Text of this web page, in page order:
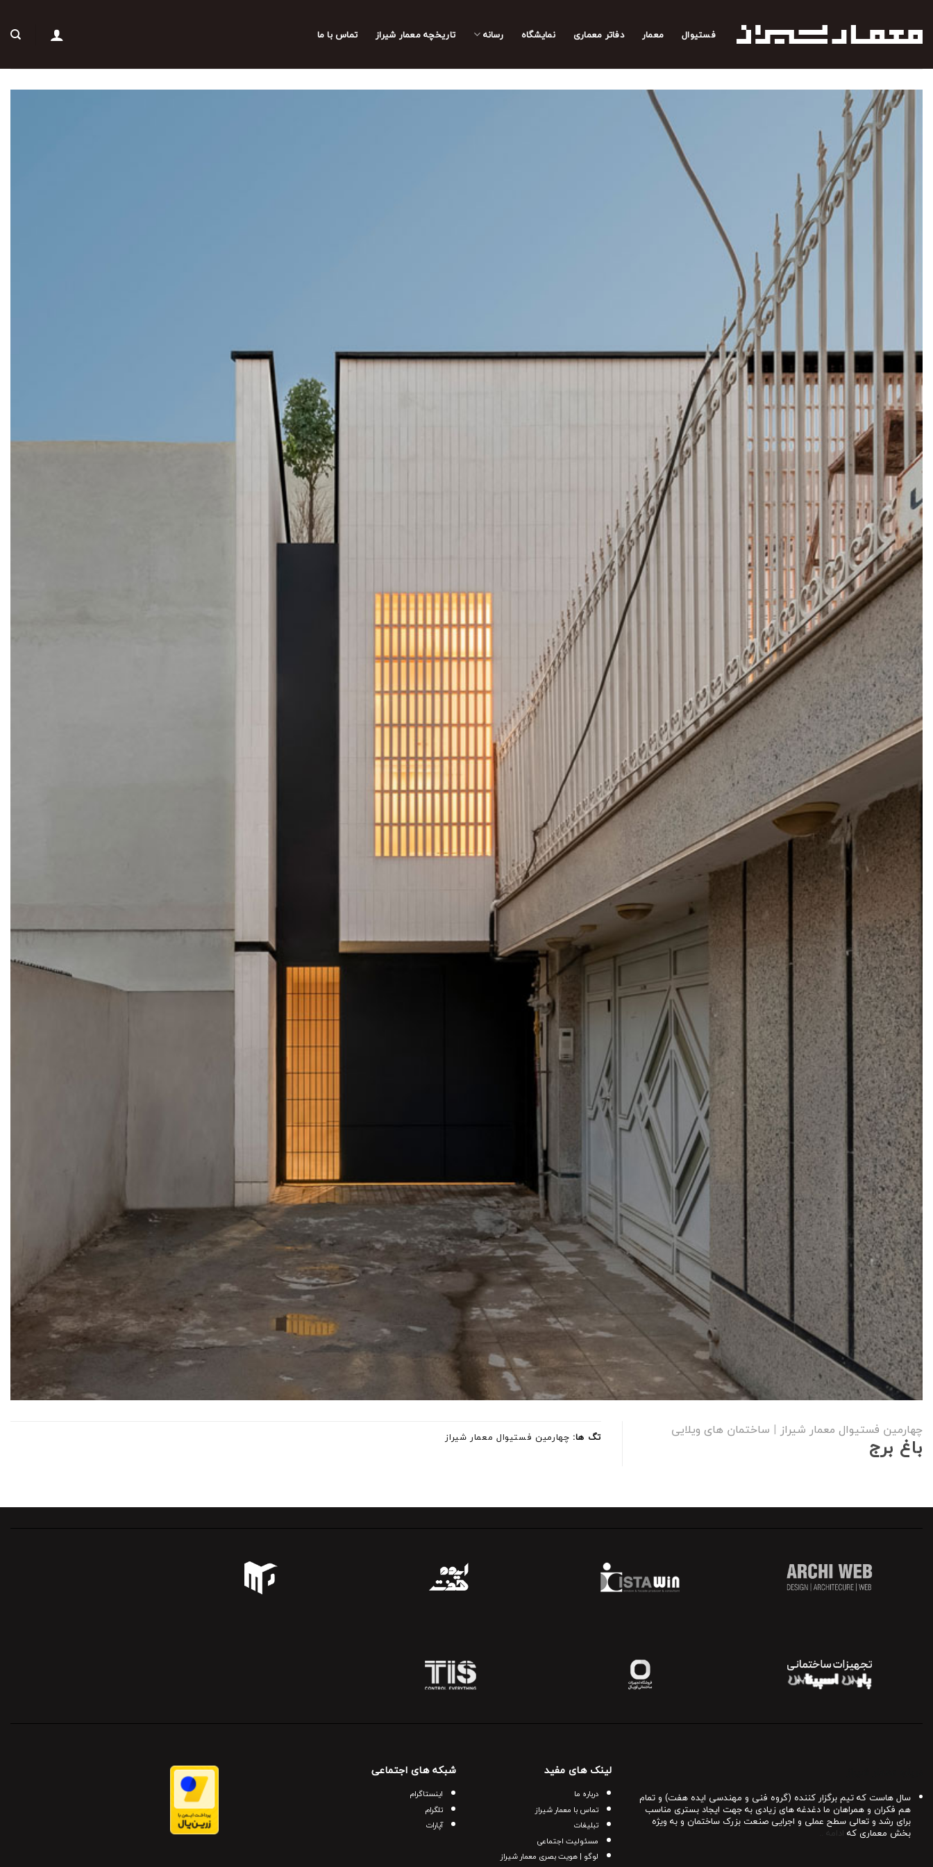
محتوا
فستیوال معمار دفاتر معماری نمایشگاه رسانه تاریخچه معمار‌‌ شیراز تماس با ما
چهارمین فستیوال معمار شیراز | ساختمان های ویلایی
باغ برج تگ ها: چهارمین فستیوال معمار شیراز
سال هاست که تیم برگزار کننده (گروه فنی و مهندسی ایده هفت) و تمام
هم فکران و همراهان ما دغدغه های زیادی به جهت ایجاد بستری مناسب
برای رشد و تعالی سطح عملی و اجرایی صنعت بزرک ساختمان و به ویژه
بخش معماری که ادامه ..
لینک های مفید
درباره ما
تماس با معمار شیراز
تبلیغات
مسئولیت اجتماعی
لوگو | هویت بصری معمار شیراز
شبکه های اجتماعی
اینستاگرام
تلگرام
آپارات